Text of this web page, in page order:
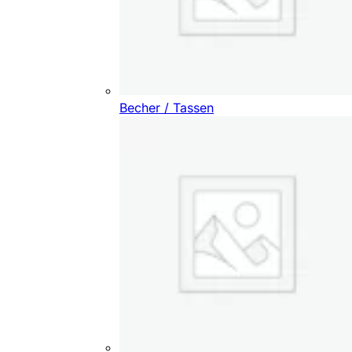
Becher / Tassen